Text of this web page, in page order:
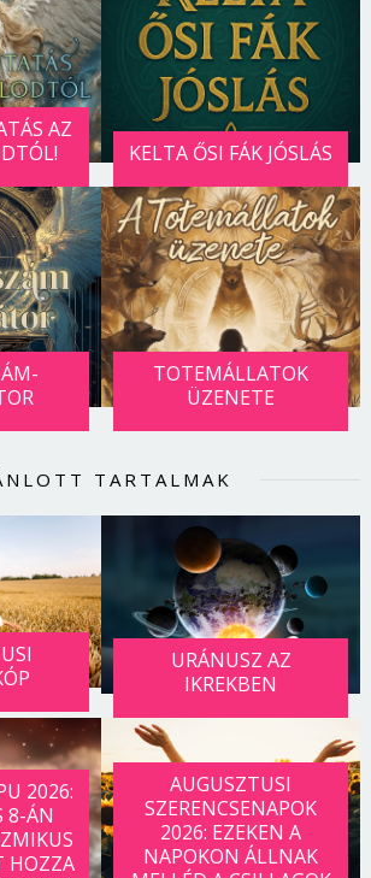
AZ
KELTA ŐSI FÁK JÓSLÁS
TOTEMÁLLATOK
ÜZENETE
TARTALMAK
URÁNUSZ AZ
IKREKBEN
2026:
8-ÁN
HOZZA
AUGUSZTUSI
SZERENCSENAPOK
2026: EZEKEN A
NAPOKON ÁLLNAK